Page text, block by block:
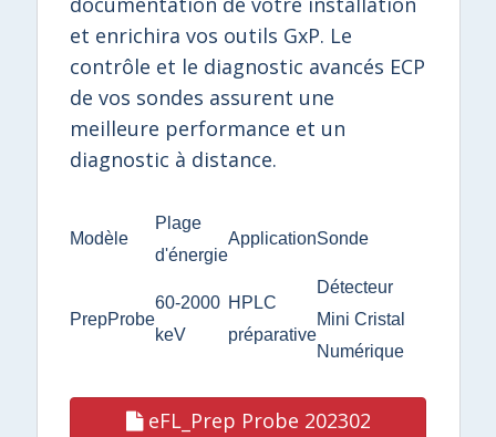
et enrichira vos outils GxP. Le
contrôle et le diagnostic avancés ECP
de vos sondes assurent une
meilleure performance et un
diagnostic à distance.
Modèle
Plage
d'énergie
ApplicationSonde
PrepProbe
60-2000
keV
HPLC
préparative
Détecteur
Mini Cristal
Numérique
eFL_Prep Probe 202302